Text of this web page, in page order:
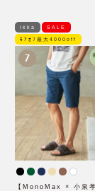
ikka SALE
ﾓｱｵﾌ最大4000off
7
【MonoMax × 小泉